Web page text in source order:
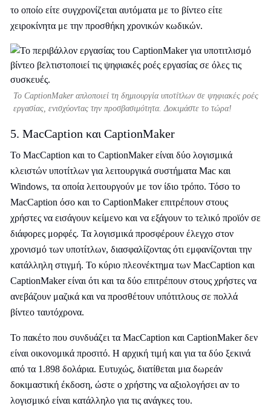
το οποίο είτε συγχρονίζεται αυτόματα με το βίντεο είτε
χειροκίνητα με την προσθήκη χρονικών κωδικών.
Το CaptionMaker απλοποιεί τη δημιουργία υποτίτλων σε ψηφιακές ροές
εργασίας, ενισχύοντας την προσβασιμότητα. Δοκιμάστε το τώρα!
5. MacCaption και CaptionMaker
Το MacCaption και το CaptionMaker είναι δύο λογισμικά
κλειστών υποτίτλων για λειτουργικά συστήματα Mac και
Windows, τα οποία λειτουργούν με τον ίδιο τρόπο. Τόσο το
MacCaption όσο και το CaptionMaker επιτρέπουν στους
χρήστες να εισάγουν κείμενο και να εξάγουν το τελικό προϊόν σε
διάφορες μορφές. Τα λογισμικά προσφέρουν έλεγχο στον
χρονισμό των υποτίτλων, διασφαλίζοντας ότι εμφανίζονται την
κατάλληλη στιγμή. Το κύριο πλεονέκτημα των MacCaption και
CaptionMaker είναι ότι και τα δύο επιτρέπουν στους χρήστες να
ανεβάζουν μαζικά και να προσθέτουν υπότιτλους σε πολλά
βίντεο ταυτόχρονα.
Το πακέτο που συνδυάζει τα MacCaption και CaptionMaker δεν
είναι οικονομικά προσιτό. Η αρχική τιμή και για τα δύο ξεκινά
από τα 1.898 δολάρια. Ευτυχώς, διατίθεται μια δωρεάν
δοκιμαστική έκδοση, ώστε ο χρήστης να αξιολογήσει αν το
λογισμικό είναι κατάλληλο για τις ανάγκες του.